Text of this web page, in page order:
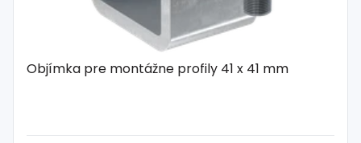
Objímka pre montážne profily 41 x 41 mm